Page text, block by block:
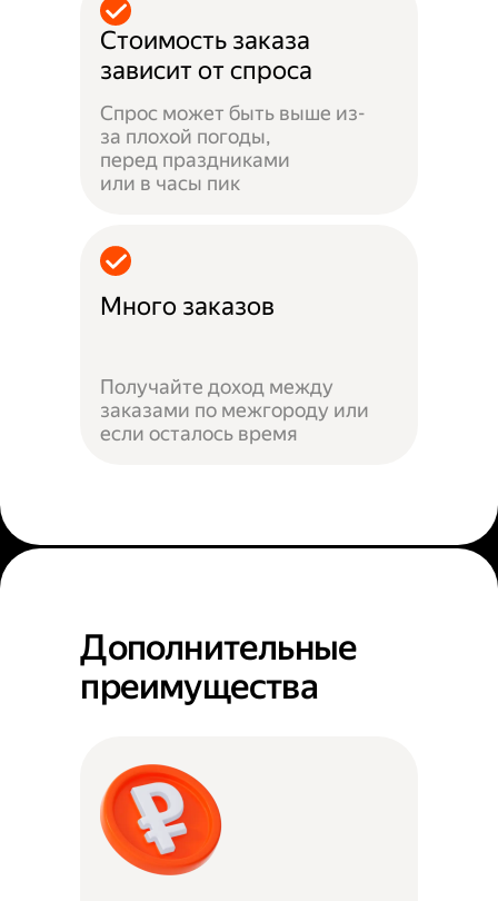
Стоимость заказа
зависит от спроса
Спрос может быть выше из-
за плохой погоды,
перед праздниками
или в часы пик
Много заказов
Получайте доход между
заказами по межгороду или
если осталось время
Дополнительные
преимущества